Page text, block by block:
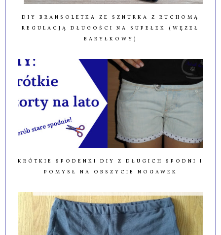
DIY BRANSOLETKA ZE SZNURKA Z RUCHOMĄ
REGULACJĄ DŁUGOŚCI NA SUPEŁEK (WĘZEŁ
BARYŁKOWY)
KRÓTKIE SPODENKI DIY Z DŁUGICH SPODNI I
POMYSŁ NA OBSZYCIE NOGAWEK